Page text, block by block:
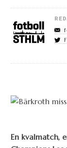
En kvalmatch,